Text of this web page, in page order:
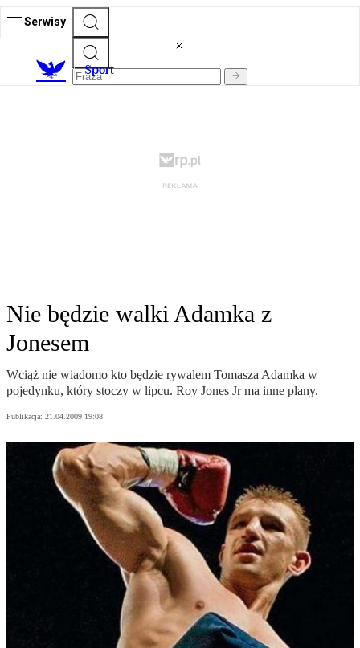
Serwisy
Sport
Nie będzie walki Adamka z
Jonesem
Wciąż nie wiadomo kto będzie rywalem Tomasza Adamka w
pojedynku, który stoczy w lipcu. Roy Jones Jr ma inne plany.
Publikacja: 21.04.2009 19:08